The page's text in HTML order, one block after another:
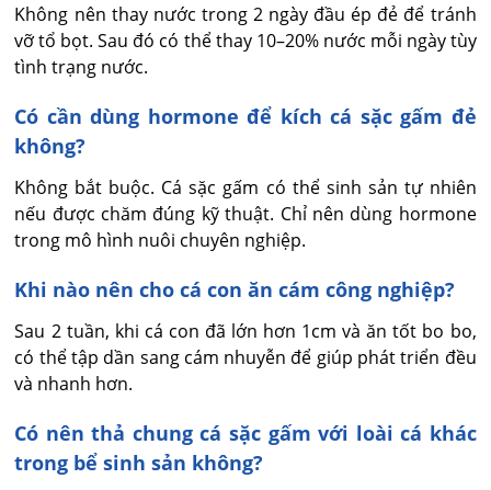
Không nên thay nước trong 2 ngày đầu ép đẻ để tránh
vỡ tổ bọt. Sau đó có thể thay 10–20% nước mỗi ngày tùy
tình trạng nước.
Có cần dùng hormone để kích cá sặc gấm đẻ
không?
Không bắt buộc. Cá sặc gấm có thể sinh sản tự nhiên
nếu được chăm đúng kỹ thuật. Chỉ nên dùng hormone
trong mô hình nuôi chuyên nghiệp.
Khi nào nên cho cá con ăn cám công nghiệp?
Sau 2 tuần, khi cá con đã lớn hơn 1cm và ăn tốt bo bo,
có thể tập dần sang cám nhuyễn để giúp phát triển đều
và nhanh hơn.
Có nên thả chung cá sặc gấm với loài cá khác
trong bể sinh sản không?